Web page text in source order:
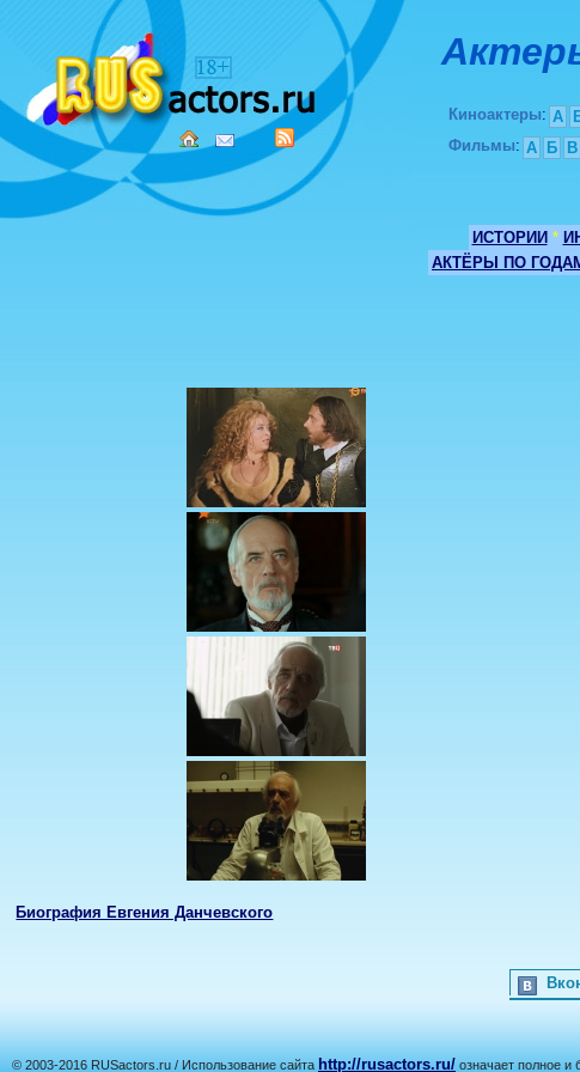
Киноактеры: А
Фильмы: А Б В
ИСТОРИИ *
АКТЁРЫ ПО
Биография Евгения Данчевского
© 2003-2016 RUSactors.ru / Использование сайта http://rusactors.ru/ означает полное и